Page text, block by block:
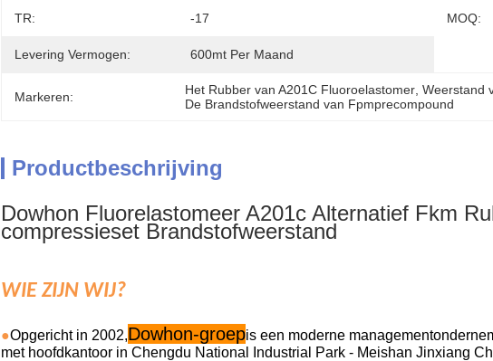
TR: -17 MOQ:
Levering Vermogen: 600mt Per Maand
Markeren: Het Rubber van A201C Fluoroelastomer , Weerstand
De Brandstofweerstand van Fpmprecompound
Productbeschrijving
Dowhon Fluorelastomeer A201c Alternatief Fkm
compressieset Brandstofweerstand
WIE ZIJN WIJ?
●Opgericht in 2002,Dowhon-groepis een moderne
met hoofdkantoor in Chengdu National Industrial Park - Meishan Jinxiang